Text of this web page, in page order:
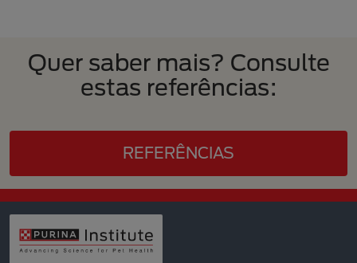
Quer saber mais? Consulte
estas referências:
REFERÊNCIAS